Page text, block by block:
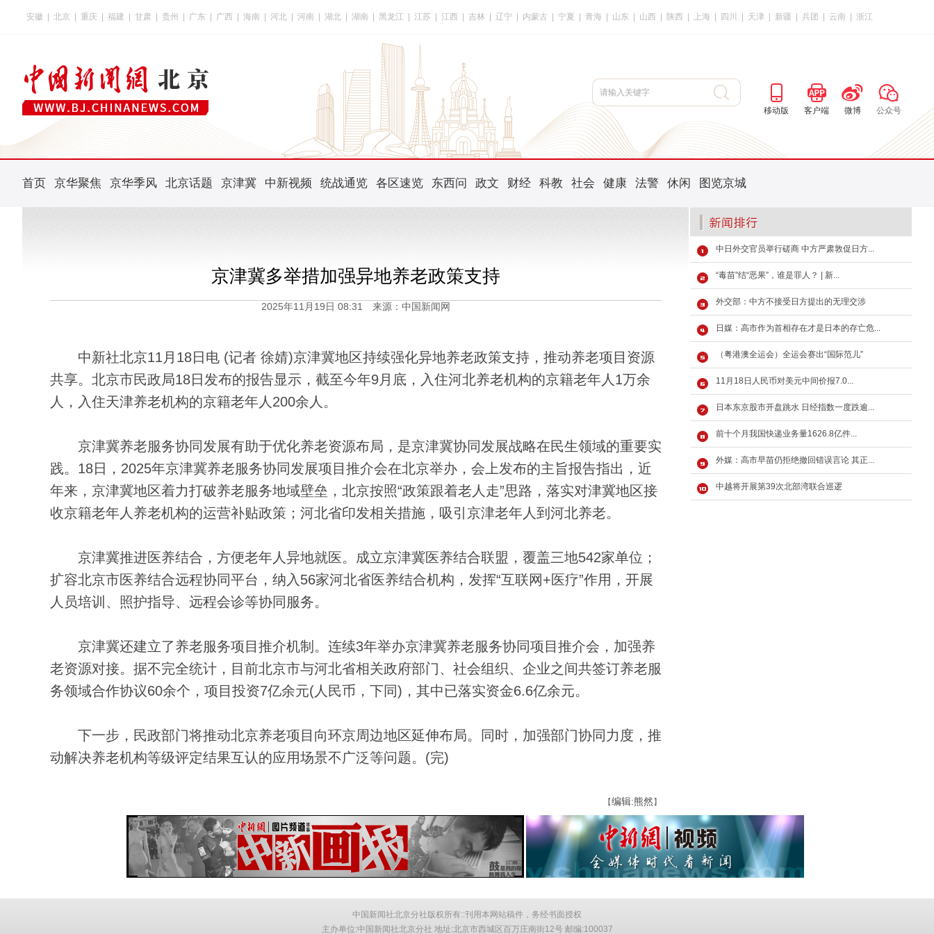
安徽 北京 重庆 福建 甘肃 贵州 广东 广西 海南 河北 河南 湖北 湖南 黑龙江 江苏 江西 吉林 辽宁 内蒙古 宁夏 青海 山东 山西 陕西 上海 四川 天津 新疆 兵团 云南 浙江
移动版 客户端 微博 公众号
首页 京华聚焦 京华季风 北京话题 京津冀 中新视频 统战通览 各区速览 东西问 政文 财经 科教 社会 健康 法警 休闲 图览京城
京津冀多举措加强异地养老政策支持
2025年11月19日 08:31 来源：中国新闻网
中新社北京11月18日电 (记者 徐婧)京津冀地区持续强化异地养老政策支持，推动养老项目资源
共享。北京市民政局18日发布的报告显示，截至今年9月底，入住河北养老机构的京籍老年人1万余
人，入住天津养老机构的京籍老年人200余人。
京津冀养老服务协同发展有助于优化养老资源布局，是京津冀协同发展战略在民生领域的重要实
践。18日，2025年京津冀养老服务协同发展项目推介会在北京举办，会上发布的主旨报告指出，近
年来，京津冀地区着力打破养老服务地域壁垒，北京按照“政策跟着老人走”思路，落实对津冀地区接
收京籍老年人养老机构的运营补贴政策；河北省印发相关措施，吸引京津老年人到河北养老。
京津冀推进医养结合，方便老年人异地就医。成立京津冀医养结合联盟，覆盖三地542家单位；
扩容北京市医养结合远程协同平台，纳入56家河北省医养结合机构，发挥“互联网+医疗”作用，开展
人员培训、照护指导、远程会诊等协同服务。
京津冀还建立了养老服务项目推介机制。连续3年举办京津冀养老服务协同项目推介会，加强养
老资源对接。据不完全统计，目前北京市与河北省相关政府部门、社会组织、企业之间共签订养老服
务领域合作协议60余个，项目投资7亿余元(人民币，下同)，其中已落实资金6.6亿余元。
下一步，民政部门将推动北京养老项目向环京周边地区延伸布局。同时，加强部门协同力度，推
动解决养老机构等级评定结果互认的应用场景不广泛等问题。(完)
【编辑:熊然 】
中日外交官员举行磋商 中方严肃敦促日方...
“毒苗”结“恶果”，谁是罪人？ | 新...
外交部：中方不接受日方提出的无理交涉
日媒：高市作为首相存在才是日本的存亡危...
（粤港澳全运会）全运会赛出“国际范儿”
11月18日人民币对美元中间价报7.0...
日本东京股市开盘跳水 日经指数一度跌逾...
前十个月我国快递业务量1626.8亿件...
外媒：高市早苗仍拒绝撤回错误言论 其正...
中越将开展第39次北部湾联合巡逻
中国新闻社北京分社版权所有::刊用本网站稿件，务经书面授权
主办单位:中国新闻社北京分社 地址:北京市西城区百万庄南街12号 邮编:100037